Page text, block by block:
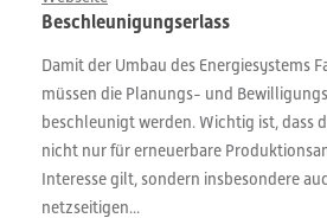
Beschleunigungserlass
Damit der Umbau des Energiesystems
müssen die Planungs- und
beschleunigt werden. Wichtig ist, dass
nicht nur für erneuerbare
Interesse gilt, sondern insbesondere
netzseitigen...